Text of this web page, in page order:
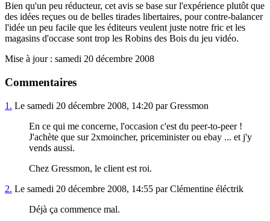
Bien qu'un peu réducteur, cet avis se base sur l'expérience plutôt que
des idées reçues ou de belles tirades libertaires, pour contre-balancer
l'idée un peu facile que les éditeurs veulent juste notre fric et les
magasins d'occase sont trop les Robins des Bois du jeu vidéo.
Mise à jour : samedi 20 décembre 2008
Commentaires
1. Le samedi 20 décembre 2008, 14:20 par Gressmon
En ce qui me concerne, l'occasion c'est du peer-to-peer !
J'achète que sur 2xmoincher, priceminister ou ebay ... et j'y
vends aussi.
Chez Gressmon, le client est roi.
2. Le samedi 20 décembre 2008, 14:55 par Clémentine éléctrik
Déjà ça commence mal.